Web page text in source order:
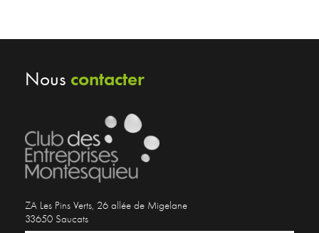
Nous contacter
ZA Les Pins Verts, 26 allée de Migelane
33650 Saucats